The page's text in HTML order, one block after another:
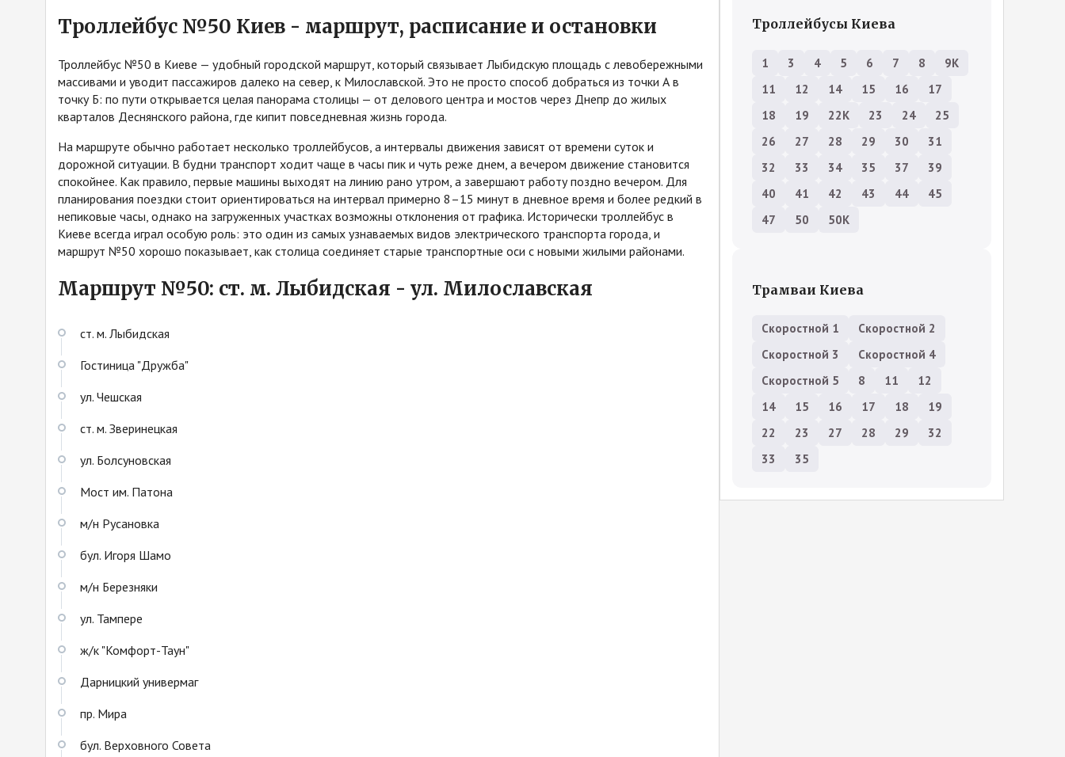
Троллейбус №50 Киев - маршрут, расписание и остановки
Троллейбус №50 в Киеве — удобный городской маршрут, который связывает Лыбидскую площадь с левобережными
массивами и уводит пассажиров далеко на север, к Милославской. Это не просто способ добраться из точки А в
точку Б: по пути открывается целая панорама столицы — от делового центра и мостов через Днепр до жилых
кварталов Деснянского района, где кипит повседневная жизнь города.
На маршруте обычно работает несколько троллейбусов, а интервалы движения зависят от времени суток и
дорожной ситуации. В будни транспорт ходит чаще в часы пик и чуть реже днем, а вечером движение становится
спокойнее. Как правило, первые машины выходят на линию рано утром, а завершают работу поздно вечером. Для
планирования поездки стоит ориентироваться на интервал примерно 8–15 минут в дневное время и более редкий в
непиковые часы, однако на загруженных участках возможны отклонения от графика. Исторически троллейбус в
Киеве всегда играл особую роль: это один из самых узнаваемых видов электрического транспорта города, и
маршрут №50 хорошо показывает, как столица соединяет старые транспортные оси с новыми жилыми районами.
Маршрут №50: ст. м. Лыбидская - ул. Милославская
ст. м. Лыбидская
Гостиница "Дружба"
ул. Чешская
ст. м. Зверинецкая
ул. Болсуновская
Мост им. Патона
м/н Русановка
бул. Игоря Шамо
м/н Березняки
ул. Тампере
ж/к "Комфорт-Таун"
Дарницкий универмаг
пр. Мира
бул. Верховного Совета
Троллейбусы Киева
1 3 4 5 6 7 8
9К
11
12 14 15 16
17
18
19 22К 23 24
25
26
27 28 29 30
31
32
33 34 35 37
39
40
41 42 43 44
45
47
50 50К
Трамваи Киева
Скоростной 1
Скоростной 2
Скоростной 3
Скоростной 4
Скоростной 5
8 11
12
14
15 16 17 18
19
22
23 27 28 29
32
33
35